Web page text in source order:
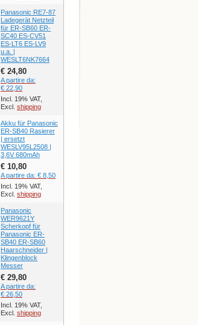
Panasonic RE7-87
Ladegerät Netzteil
für ER-SB60 ER-
SC40 ES-CV51
ES-LT6 ES-LV9
u.a. |
WESLT6NK7664
€ 24,80
A partire da:
€ 22,90
Incl. 19% VAT,
Excl. shipping
Akku für Panasonic
ER-SB40 Rasierer
| ersetzt
WESLV95L2508 |
3,6V 680mAh
€ 10,80
A partire da: € 8,50
Incl. 19% VAT,
Excl. shipping
Panasonic
WER9621Y
Scherkopf für
Panasonic ER-
SB40 ER-SB60
Haarschneider |
Klingenblock
Messer
€ 29,80
A partire da:
€ 26,50
Incl. 19% VAT,
Excl. shipping